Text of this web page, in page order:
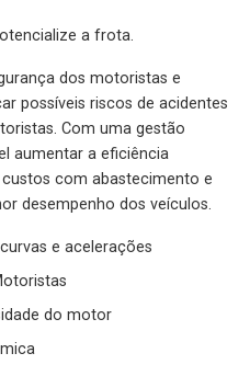
a frota.
dos motoristas e
possíveis riscos de acidentes
Com uma gestão
aumentar a eficiência
com abastecimento e
desempenho dos veículos.
e acelerações
do motor